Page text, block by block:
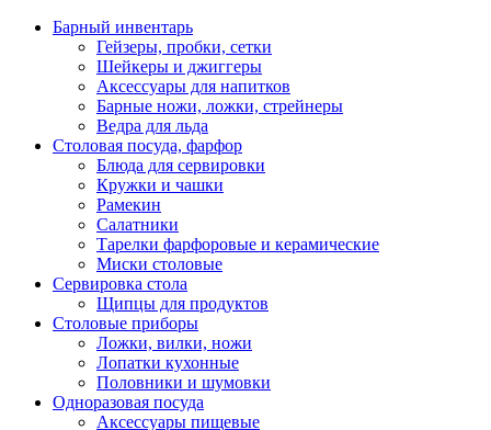
Барный инвентарь
Гейзеры, пробки, сетки
Шейкеры и джиггеры
Аксессуары для напитков
Барные ножи, ложки, стрейнеры
Ведра для льда
Столовая посуда, фарфор
Блюда для сервировки
Кружки и чашки
Рамекин
Салатники
Тарелки фарфоровые и керамические
Миски столовые
Сервировка стола
Щипцы для продуктов
Столовые приборы
Ложки, вилки, ножи
Лопатки кухонные
Половники и шумовки
Одноразовая посуда
Аксессуары пищевые